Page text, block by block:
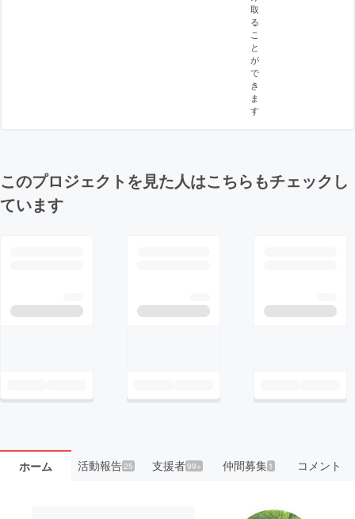
取
る
こ
と
が
で
き
ま
す
このプロジェクトを見た人はこちらもチェックし
ています
ホーム 活動報告25 支援者99+ 仲間募集 1 コメント